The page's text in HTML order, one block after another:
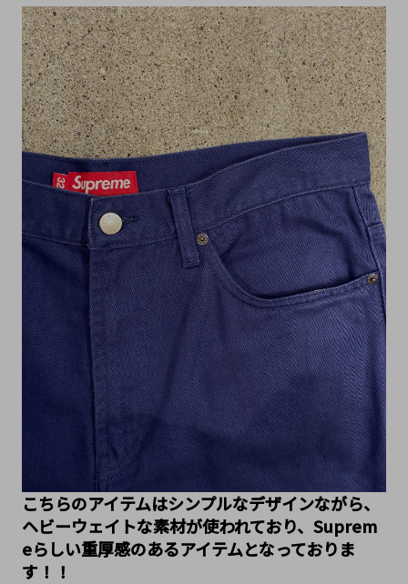
こちらのアイテムはシンプルなデザインながら、
ヘビーウェイトな素材が使われており、Suprem
eらしい重厚感のあるアイテムとなっておりま
す！！